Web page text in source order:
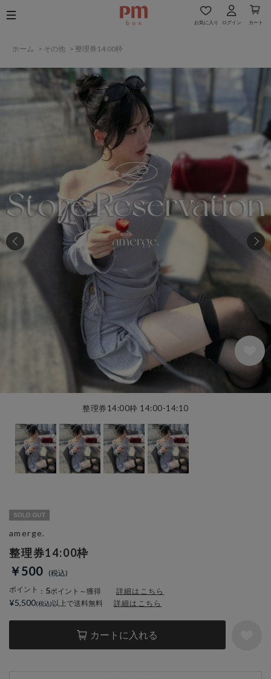
お気に入り ログイン カート
ホーム > その他 > 整理券14:00枠
整理券14:00枠 14:00-14:10
整理券14:00枠
￥500
ポイント ： 5ポイント～獲得 詳細はこちら
カートに入れる
amerge.
¥5,500 以上で送料無料 詳細はこちら